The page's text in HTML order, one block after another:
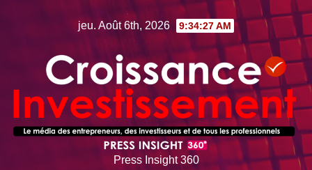
jeu. Août 6th, 2026 9:34:29 AM
Press Insight 360